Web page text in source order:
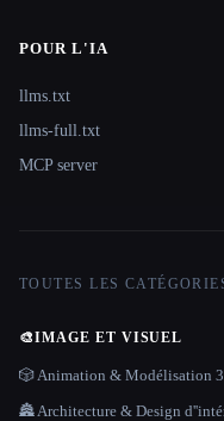
POUR L'IA
llms.txt
llms-full.txt
MCP server
TOUTES LES
🎨IMAGE ET VISUEL
🎲 Animation & Modélisation
🏯 Architecture & Design